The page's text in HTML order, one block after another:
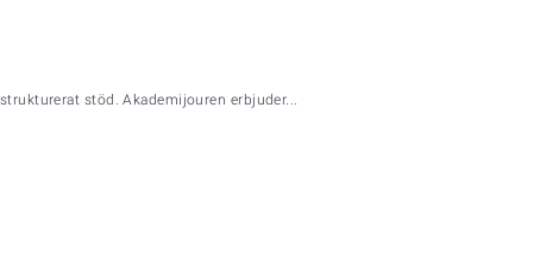
stöd. Akademijouren erbjuder...